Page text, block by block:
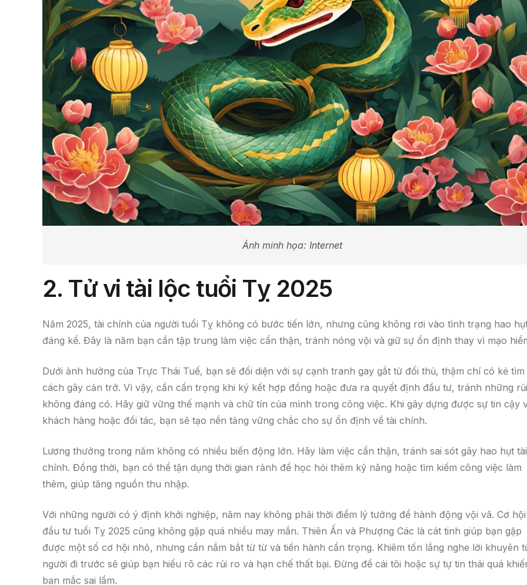
Ảnh minh họa: Internet
2. Tử vi tài lộc tuổi Tỵ 2025
Năm 2025, tài chính của người tuổi Tỵ không có bước tiến lớn, nhưng cũng không rơi vào tình trạng hao
đáng kể. Đây là năm bạn cần tập trung làm việc cẩn thận, tránh nóng vội và giữ sự ổn định thay vì mạo
Dưới ảnh hưởng của Trực Thái Tuế, bạn sẽ đối diện với sự cạnh tranh gay gắt từ đối thủ, thậm chí có kẻ tìm
cách gây cản trở. Vì vậy, cần cẩn trọng khi ký kết hợp đồng hoặc đưa ra quyết định đầu tư, tránh những
không đáng có. Hãy giữ vững thế mạnh và chữ tín của mình trong công việc. Khi gây dựng được sự tin cậy
khách hàng hoặc đối tác, bạn sẽ tạo nền tảng vững chắc cho sự ổn định về tài chính.
Lương thưởng trong năm không có nhiều biến động lớn. Hãy làm việc cẩn thận, tránh sai sót gây hao hụt tài
chính. Đồng thời, bạn có thể tận dụng thời gian rảnh để học hỏi thêm kỹ năng hoặc tìm kiếm công việc làm
thêm, giúp tăng nguồn thu nhập.
Với những người có ý định khởi nghiệp, năm nay không phải thời điểm lý tưởng để hành động vội vã. Cơ hội
đầu tư tuổi Tỵ 2025 cũng không gặp quá nhiều may mắn. Thiên Ấn và Phượng Các là cát tinh giúp bạn gặp
được một số cơ hội nhỏ, nhưng cần nắm bắt từ từ và tiến hành cẩn trọng. Khiêm tốn lắng nghe lời khuyên
người đi trước sẽ giúp bạn hiểu rõ các rủi ro và hạn chế thất bại. Đừng để cái tôi hoặc sự tự tin thái quá
bạn mắc sai lầm.